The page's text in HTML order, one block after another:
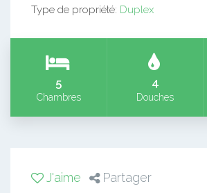
Type de propriété: Duplex
5
Chambres
4
Douches
J'aime Partager